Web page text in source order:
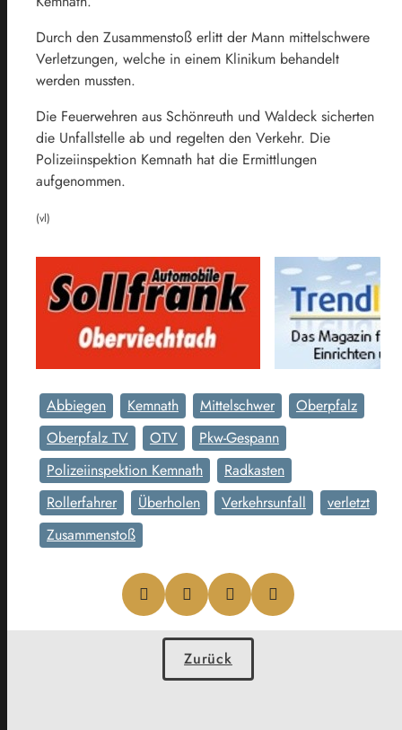
Durch den Zusammenstoß erlitt der Mann mittelschwere
Verletzungen, welche in einem Klinikum behandelt
werden mussten.
Die Feuerwehren aus Schönreuth und Waldeck sicherten
die Unfallstelle ab und regelten den Verkehr. Die
Polizeiinspektion Kemnath hat die Ermittlungen
aufgenommen.
(vl)
Abbiegen Kemnath Mittelschwer
Oberpfalz
Oberpfalz TV
OTV
Pkw-Gespann
Polizeiinspektion Kemnath
Radkasten
Rollerfahrer
Überholen Verkehrsunfall
verletzt
Zusammenstoß
Zurück